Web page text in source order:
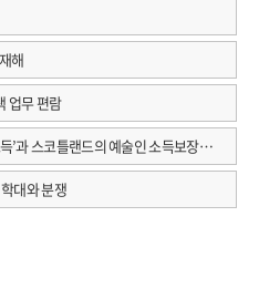
해
업무 편람
’과 스코틀랜드의 예술인 소득보장정
대와 분쟁